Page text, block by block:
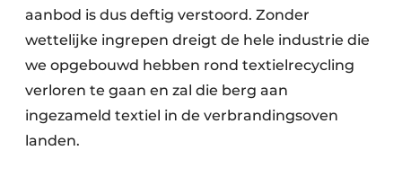
aanbod is dus deftig verstoord. Zonder
wettelijke ingrepen dreigt de hele industrie die
we opgebouwd hebben rond textielrecycling
verloren te gaan en zal die berg aan
ingezameld textiel in de verbrandingsoven
landen.